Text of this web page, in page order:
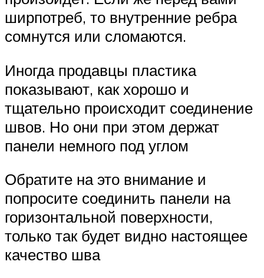
ширпотреб, то внутренние ребра
сомнутся или сломаются.
Иногда продавцы пластика
показывают, как хорошо и
тщательно происходит соединение
швов. Но они при этом держат
панели немного под углом
Обратите на это внимание и
попросите соединить панели на
горизонтальной поверхности,
только так будет видно настоящее
качество шва